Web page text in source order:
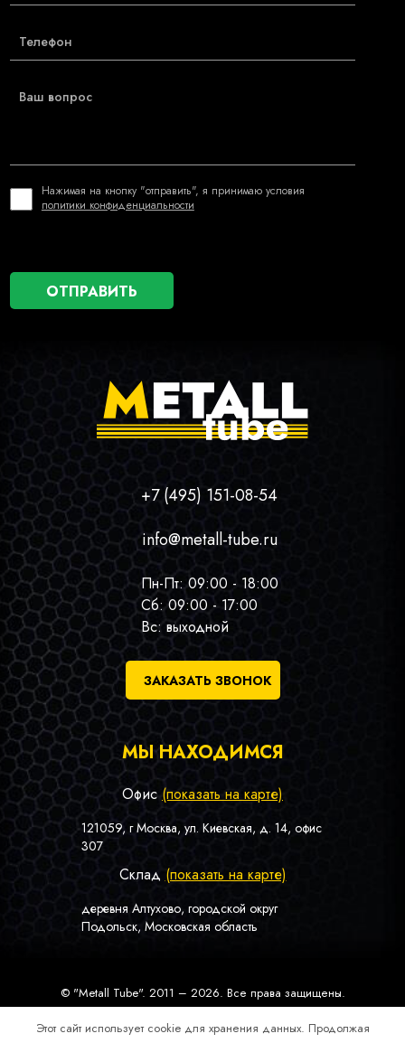
Нажимая на кнопку "отправить", я принимаю условия
политики конфиденциальности
+7 (495) 151-08-54
info@metall-tube.ru
Пн-Пт: 09:00 - 18:00
Сб: 09:00 - 17:00
Вс: выходной
ЗАКАЗАТЬ ЗВОНОК
МЫ НАХОДИМСЯ
Офис (показать на карте)
121059, г Москва, ул. Киевская, д. 14, офис
307
Склад (показать на карте)
деревня Алтухово, городской округ
Подольск, Московская область
© "Metall Tube". 2011 – 2026. Все права защищены.
Политика конфиденциальности
| Карта сайта
Этот сайт использует cookie для хранения данных. Продолжая